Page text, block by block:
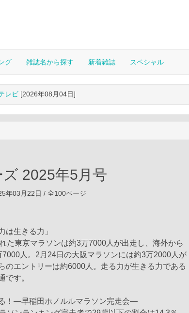
グ 雑誌名から探す 新着雑誌 スペシャル
レビ [2026年08月04日]
2025年5月号
年03月22日 / 全100ページ
は生きる力」
た東京マラソンは約3万7000人が出走し、海外から
人。2月24日の大阪マラソンには約3万2000人が
のエントリーは約6000人。走る力が生きる力である
です。
！―早稲田ホノルルマラソン完走会―